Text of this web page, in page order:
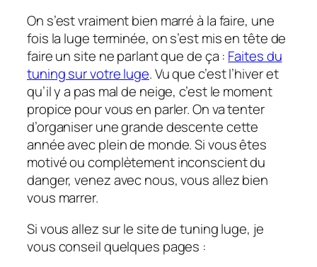
On s’est vraiment bien marré à la faire, une
fois la luge terminée, on s’est mis en tête de
faire un site ne parlant que de ça : Faites du
tuning sur votre luge. Vu que c’est l’hiver et
qu’il y a pas mal de neige, c’est le moment
propice pour vous en parler. On va tenter
d’organiser une grande descente cette
année avec plein de monde. Si vous êtes
motivé ou complètement inconscient du
danger, venez avec nous, vous allez bien
vous marrer.
Si vous allez sur le site de tuning luge, je
vous conseil quelques pages :